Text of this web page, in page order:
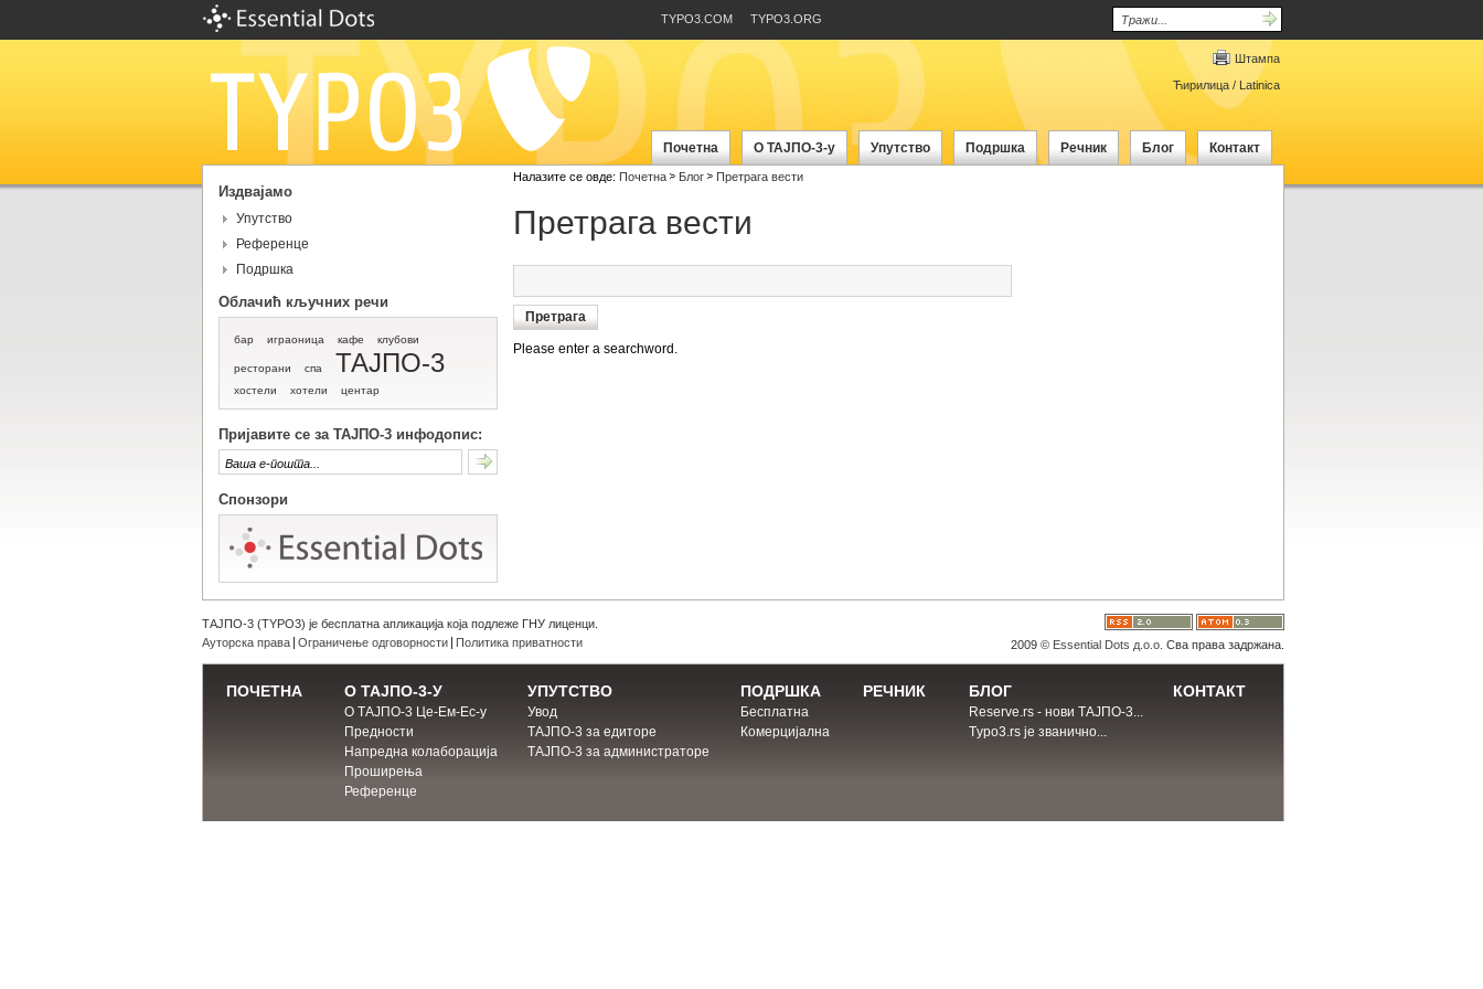
TYPO3.COM TYPO3.ORG
Штампа
Ћирилица/ Latinica
Почетна О ТАЈПО-3-у Упутство Подршка Речник Блог Контакт
Издвајамо
Упутство
Референце
Подршка
Облачић кључних речи
бар играоница кафе клубови
ресторани спа ТАЈПО-3
хостели хотели центар
Пријавите се за ТАЈПО-3 инфодопис:
Спонзори
Налазите се овде: Почетна Блог Претрага вести
Претрага вести
Please enter a searchword.
ТАЈПО-3 (TYPO3) је бесплатна апликација која подлеже ГНУ лиценци.
Ауторска права
Ограничење одговорности Политика приватности 2009 © Essential Dots д.о.о. Сва права задржана.
ПОЧЕТНА О ТАЈПО-3-У
О ТАЈПО-3 Це-Ем-Ес-у
Предности
Напредна колаборација
Проширења
Референце
УПУТСТВО
Увод
ТАЈПО-3 за едиторе
ТАЈПО-3 за администраторе
ПОДРШКА
Бесплатна
Комерцијална
РЕЧНИК БЛОГ
Reserve.rs - нови ТАЈПО-3...
Тypo3.rs је званично...
КОНТАКТ